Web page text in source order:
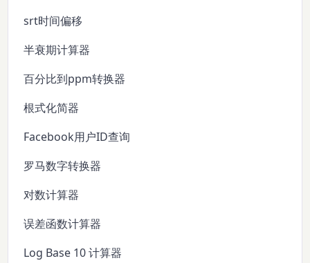
srt时间偏移
半衰期计算器
百分比到ppm转换器
根式化简器
Facebook用户ID查询
罗马数字转换器
对数计算器
误差函数计算器
Log Base 10 计算器